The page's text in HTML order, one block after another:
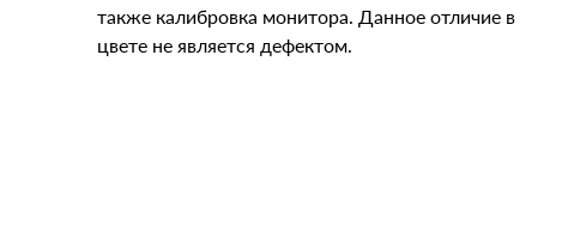
также калибровка монитора. Данное отличие в
цвете не является дефектом.